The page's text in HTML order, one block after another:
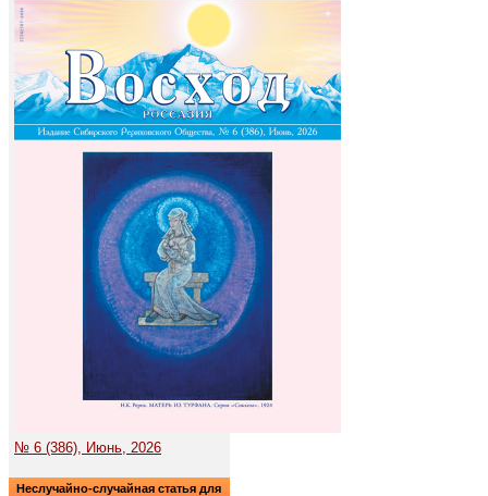
№ 6 (386), Июнь, 2026
Неслучайно-случайная статья для